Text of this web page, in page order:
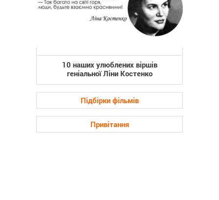
10 наших улюблених віршів
геніальної Ліни Костенко
Підбірки фільмів
Привітання